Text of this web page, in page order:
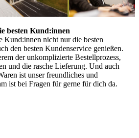
besten Kund:innen
Kund:innen nicht nur die besten
den besten Kundenservice genießen.
der unkomplizierte Bestellprozess,
und die rasche Lieferung. Und auch
ist unser freundliches und
ist bei Fragen für gerne für dich da.